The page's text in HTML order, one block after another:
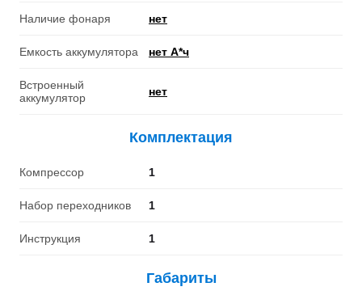
Наличие фонаря нет
Емкость аккумулятора нет А*ч
Встроенный
аккумулятор
нет
Комплектация
Компрессор 1
Набор переходников 1
Инструкция 1
Габариты